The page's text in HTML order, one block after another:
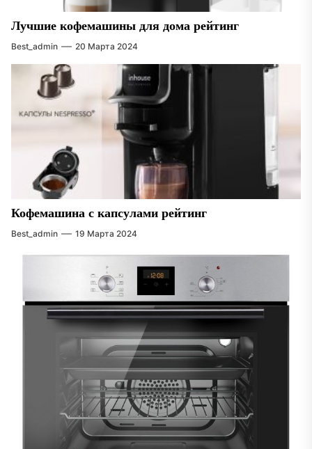
Лучшие кофемашины для дома рейтинг
Best_admin 20 Марта 2024
Кофемашина с капсулами рейтинг
Best_admin 19 Марта 2024